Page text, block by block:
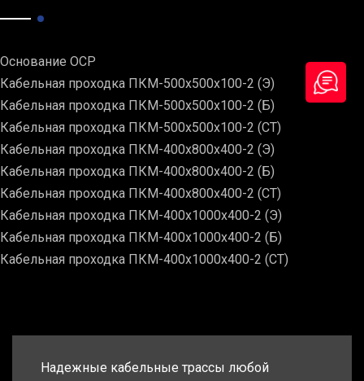
Основание ОСР
Кабельная проходка ПКМ-500х500х100-2 (Э)
Кабельная проходка ПКМ-500х500х100-2 (Б)
Кабельная проходка ПКМ-500х500х100-2 (СТ)
Кабельная проходка ПКМ-400х800х400-2 (Э)
Кабельная проходка ПКМ-400х800х400-2 (Б)
Кабельная проходка ПКМ-400х800х400-2 (СТ)
Кабельная проходка ПКМ-400х1000х400-2 (Э)
Кабельная проходка ПКМ-400х1000х400-2 (Б)
Кабельная проходка ПКМ-400х1000х400-2 (СТ)
Надежные кабельные трассы любой